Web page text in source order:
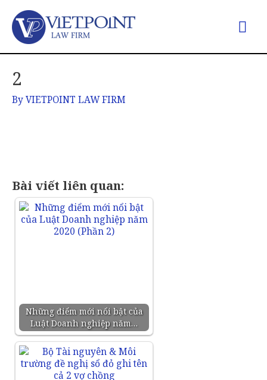
2
ByVIETPOINT LAW FIRM
Bài viết liên quan:
Những điểm mới nổi bật của
Luật Doanh nghiệp năm…